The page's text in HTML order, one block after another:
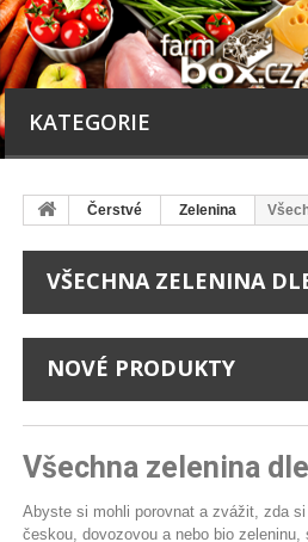
KATEGORIE
Čerstvé Zelenina
VŠECHNA ZELENINA
NOVÉ PRODUKTY
Všechna zelenina
Abyste si mohli porovnat a zvážit, zda
českou, dovozovou a nebo bio